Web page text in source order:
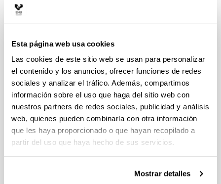
Esta página web usa cookies
Las cookies de este sitio web se usan para personalizar
el contenido y los anuncios, ofrecer funciones de redes
sociales y analizar el tráfico. Además, compartimos
información sobre el uso que haga del sitio web con
nuestros partners de redes sociales, publicidad y análisis
web, quienes pueden combinarla con otra información
que les haya proporcionado o que hayan recopilado a
partir del uso que haya hecho de sus servicios.
Mostrar detalles